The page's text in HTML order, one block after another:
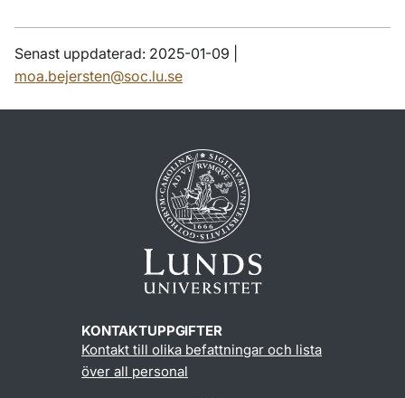
Senast uppdaterad: 2025-01-09 |
moa.bejersten@soc.lu.se
KONTAKTUPPGIFTER
Kontakt till olika befattningar och lista
över all personal